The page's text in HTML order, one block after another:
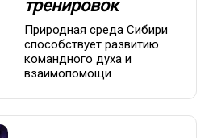
тренировок
Природная среда Сибири
способствует развитию
командного духа и
взаимопомощи